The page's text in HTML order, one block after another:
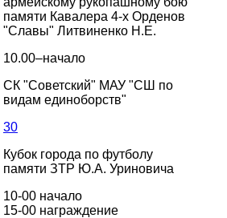
памяти Кавалера 4-х Орденов
"Славы" Литвиненко Н.Е.
10.00–начало
СК "Советский" МАУ "СШ по
видам единоборств"
30
Кубок города по футболу
памяти ЗТР Ю.А. Уриновича
10-00 начало
15-00 награждение